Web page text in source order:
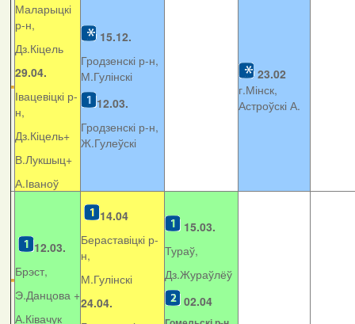
Маларыцкі
р-н,
Дз.Кіцель
29.04.
Івацевіцкі р-
н,
Дз.Кіцель+
В.Лукшыц+
А.Іваноў
15.12.
Гродзенскі р-н,
М.Гулінскі
12.03.
Гродзенскі р-н,
Ж.Гулеўскі
23.02
г.Мінск,
Астроўскі А.
12.03.
Брэст,
Э.Данцова +
А.Ківачук
14.04
Бераставіцкі р-
н,
М.Гулінскі
24.04.
15.03.
Тураў,
Дз.Жураўлёў
02.04